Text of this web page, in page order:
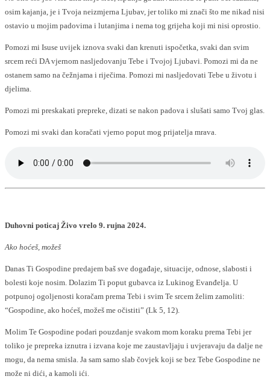
osim kajanja, je i Tvoja neizmjerna Ljubav, jer toliko mi znači što me nikad nisi
ostavio u mojim padovima i lutanjima i nema tog grijeha koji mi nisi oprostio.
Pomozi mi Isuse uvijek iznova svaki dan krenuti ispočetka, svaki dan svim
srcem reći DA vjernom nasljedovanju Tebe i Tvojoj Ljubavi. Pomozi mi da ne
ostanem samo na čežnjama i riječima. Pomozi mi nasljedovati Tebe u životu i
djelima.
Pomozi mi preskakati prepreke, dizati se nakon padova i slušati samo Tvoj glas.
Pomozi mi svaki dan koračati vjerno poput mog prijatelja mrava.
Duhovni poticaj Živo vrelo 9. rujna 2024.
Ako hoćeš, možeš
Danas Ti Gospodine predajem baš sve događaje, situacije, odnose, slabosti i
bolesti koje nosim. Dolazim Ti poput gubavca iz Lukinog Evanđelja. U
potpunoj ogoljenosti koračam prema Tebi i svim Te srcem želim zamoliti:
“Gospodine, ako hoćeš, možeš me očistiti” (Lk 5, 12).
Molim Te Gospodine podari pouzdanje svakom mom koraku prema Tebi jer
toliko je prepreka iznutra i izvana koje me zaustavljaju i uvjeravaju da dalje ne
mogu, da nema smisla. Ja sam samo slab čovjek koji se bez Tebe Gospodine ne
može ni dići, a kamoli ići.